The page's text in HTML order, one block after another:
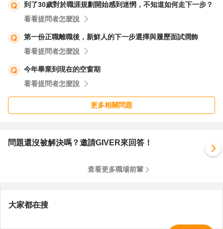
到了30歲對於職涯規劃開始感到迷惘，不知道如何走下一步？
看看提問者怎麼說
第一份正職離職後，新鮮人的下一步選擇與履歷面試潤飾
看看提問者怎麼說
今年畢業到現在的空窗期
看看提問者怎麼說
更多相關問題
問題還沒被解決嗎？邀請GIVER來回答！
查看更多職場前輩
大家都在搜